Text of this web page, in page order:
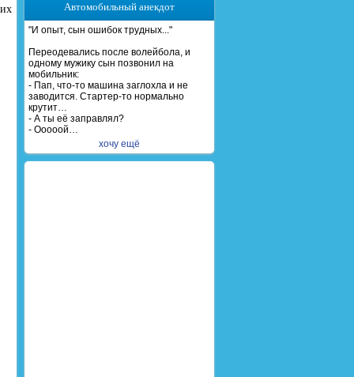
Автомобильный анекдот
"И опыт, сын ошибок трудных..."
Переодевались после волейбола, и
одному мужику сын позвонил на
мобильник:
- Пап, что-то машина заглохла и не
заводится. Стартер-то нормально
крутит…
- А ты её заправлял?
- Ооооой…
хочу ещё